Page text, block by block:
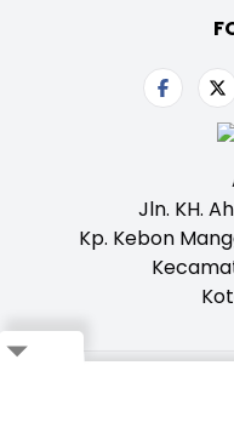
Jln. KH.
Kp. Kebon